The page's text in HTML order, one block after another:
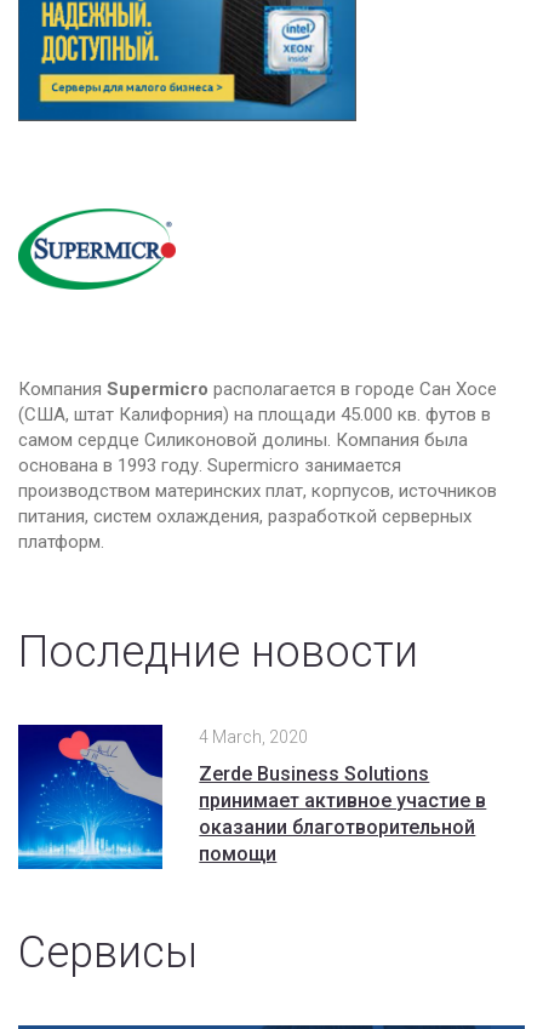
Компания Supermicro располагается в городе Сан Хосе
(США, штат Калифорния) на площади 45.000 кв. футов в
самом сердце Силиконовой долины. Компания была
основана в 1993 году. Supermicro занимается
производством материнских плат, корпусов, источников
питания, систем охлаждения, разработкой серверных
платформ.
Последние новости
4 March, 2020
Zerde Business Solutions
принимает активное участие в
оказании благотворительной
помощи
Сервисы